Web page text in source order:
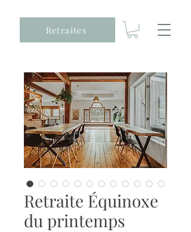
Retraites
Retraite Équinoxe
du printemps